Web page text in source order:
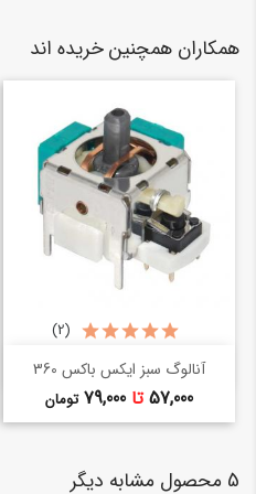
همکاران همچنین خریده اند
آنالوگ سبز ایکس باکس 360
قیمت 57,000 تا 79,000 تومان
(2)
shopping_basketخرید سریع
5 محصول مشابه دیگر